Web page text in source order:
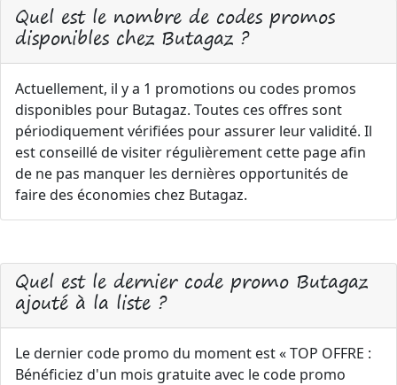
Quel est le nombre de codes promos
disponibles chez Butagaz ?
Actuellement, il y a 1 promotions ou codes promos
disponibles pour Butagaz. Toutes ces offres sont
périodiquement vérifiées pour assurer leur validité. Il
est conseillé de visiter régulièrement cette page afin
de ne pas manquer les dernières opportunités de
faire des économies chez Butagaz.
Quel est le dernier code promo Butagaz
ajouté à la liste ?
Le dernier code promo du moment est « TOP OFFRE :
Bénéficiez d'un mois gratuite avec le code promo